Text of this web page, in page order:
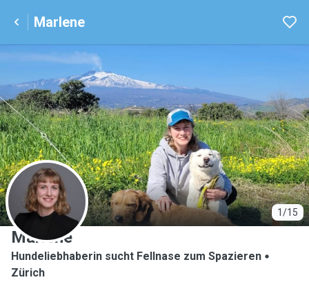
Marlene
1/15
M
Marlene
Hundeliebhaberin sucht Fellnase zum Spazieren
Zürich